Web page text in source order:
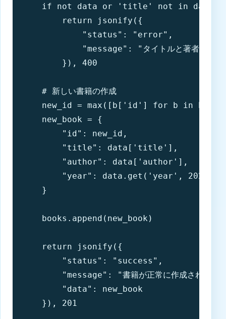
if not data or 'title' not in data
        return jsonify({
            "status": "error",
"message": "タイトルと著者は必須
        }), 400
    # 新しい書籍の作成
new_id = max([b['id'] for b in
    new_book = {
        "id": new_id,
        "title": data['title'],
        "author": data['author'],
        "year": data.get('year', 2023)
    }
    books.append(new_book)
    return jsonify({
        "status": "success",
"message": "書籍が正常に作成されまし
        "data": new_book
    }), 201